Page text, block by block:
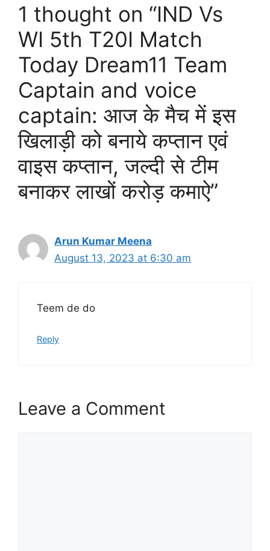
1 thought on “IND Vs
WI 5th T20I Match
Today Dream11 Team
Captain and voice
captain: आज के मैच में इस
खिलाड़ी को बनाये कप्तान एवं
वाइस कप्तान, जल्दी से टीम
बनाकर लाखों करोड़ कमाऐ”
Arun Kumar Meena
August 13, 2023 at 6:30 am
Teem de do
Reply
Leave a Comment